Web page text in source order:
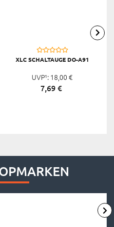
XLC SCHALTAUGE DO-A91
UVP¹: 18,00 €
7,69 €